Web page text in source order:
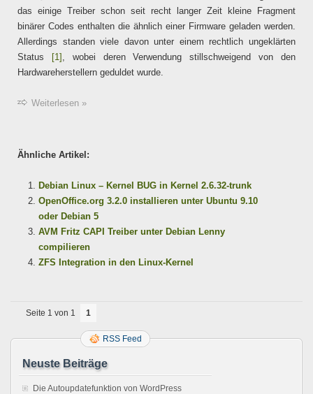
das einige Treiber schon seit recht langer Zeit kleine Fragment
binärer Codes enthalten die ähnlich einer Firmware geladen werden.
Allerdings standen viele davon unter einem rechtlich ungeklärten
Status [1] , wobei deren Verwendung stillschweigend von den
Hardwareherstellern geduldet wurde.
Weiterlesen »
Ähnliche Artikel:
Debian Linux – Kernel BUG in Kernel 2.6.32-trunk
OpenOffice.org 3.2.0 installieren unter Ubuntu 9.10
oder Debian 5
AVM Fritz CAPI Treiber unter Debian Lenny
compilieren
ZFS Integration in den Linux-Kernel
Seite 1 von 1 1
RSS Feed
Neuste Beiträge
Die Autoupdatefunktion von WordPress